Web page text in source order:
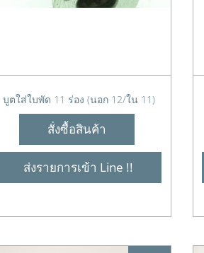
บูตใส่ใบพัด 11 ร่อง (นอก 12/ใน 11)
สั่งซื้อสินค้า
ส่งรายการเข้า Line !!